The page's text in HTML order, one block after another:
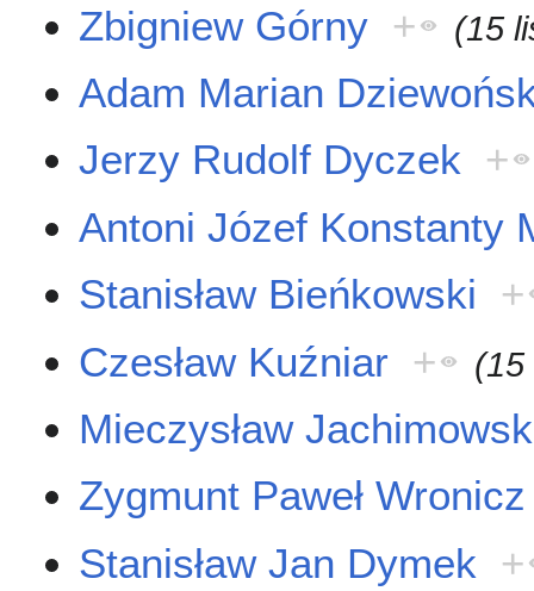
Zbigniew Górny + (15
Adam Marian
Jerzy Rudolf Dyczek +
Antoni Józef Konstanty
Stanisław Bieńkowski
+
Czesław Kuźniar + (15
Mieczysław
Zygmunt Paweł Wronicz
Stanisław Jan Dymek +